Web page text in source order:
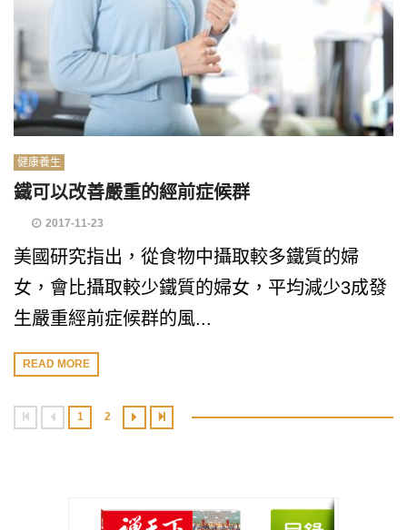
健康養生
鐵可以改善嚴重的經前症候群
2017-11-23
美國研究指出，從食物中攝取較多鐵質的婦
女，會比攝取較少鐵質的婦女，平均減少3成發
生嚴重經前症候群的風...
READ MORE
1 2